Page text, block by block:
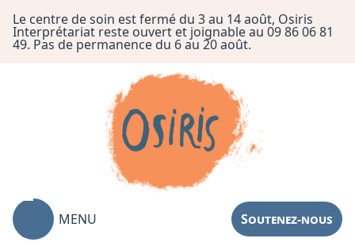
Le centre de soin est fermé du 3 au 14 août, Osiris
Interprétariat reste ouvert et joignable au 09 86 06 81
49. Pas de permanence du 6 au 20 août.
MENU Soutenez-nous